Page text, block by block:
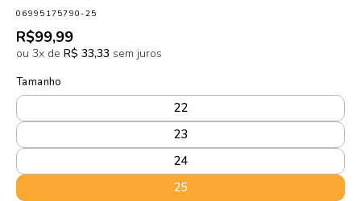
SKU:
06995175790-25
Preço
normal
R$99,99
ou 3x de R$ 33,33 sem juros
Tamanho
22
23
24
25